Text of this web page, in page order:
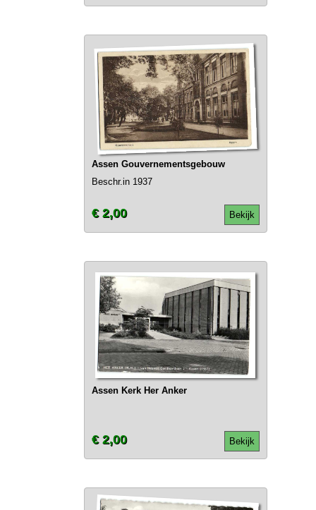
Assen Gouvernementsgebouw
Beschr.in 1937
Bekijk
€ 2,00
Assen Kerk Her Anker
Bekijk
€ 2,00